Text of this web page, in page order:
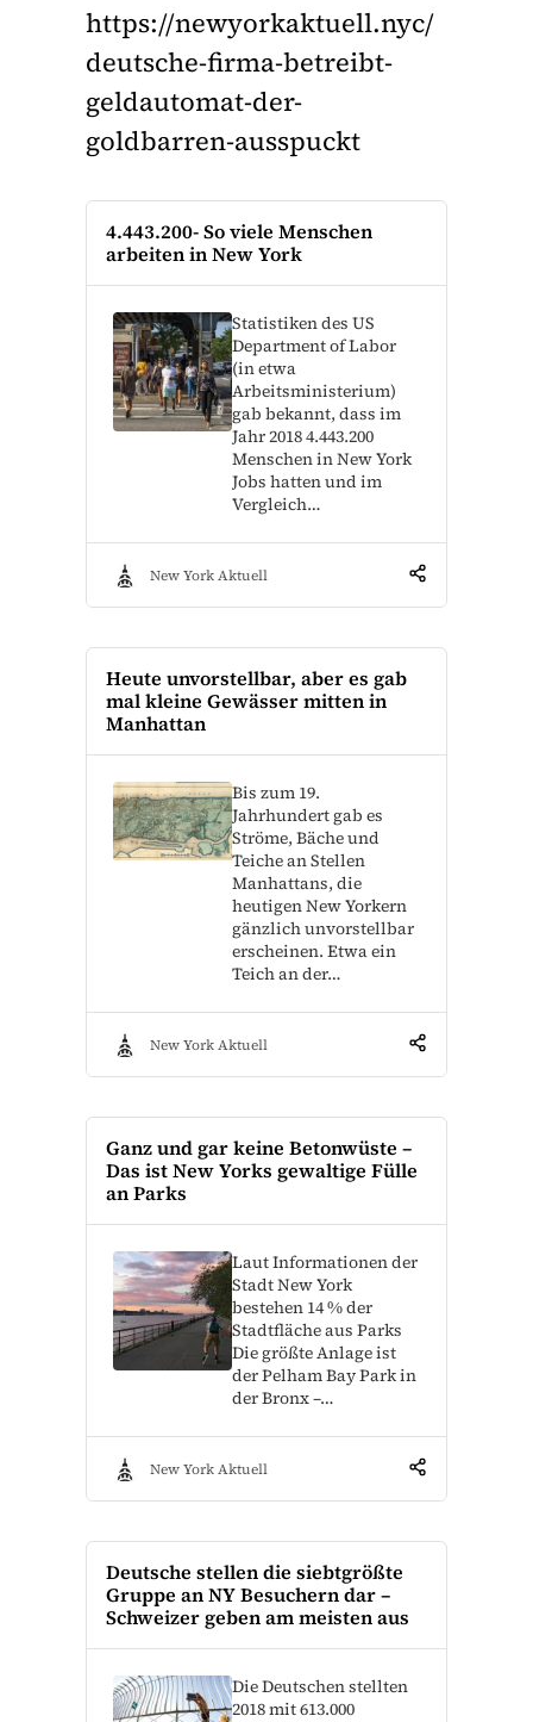
https://newyorkaktuell.nyc/
deutsche-firma-betreibt-
geldautomat-der-
goldbarren-ausspuckt
4.443.200- So viele Menschen
arbeiten in New York
Statistiken des US
Department of Labor
(in etwa
Arbeitsministerium)
gab bekannt, dass im
Jahr 2018 4.443.200
Menschen in New York
Jobs hatten und im
Vergleich…
New York Aktuell
Heute unvorstellbar, aber es gab
mal kleine Gewässer mitten in
Manhattan
Bis zum 19.
Jahrhundert gab es
Ströme, Bäche und
Teiche an Stellen
Manhattans, die
heutigen New Yorkern
gänzlich unvorstellbar
erscheinen. Etwa ein
Teich an der…
New York Aktuell
Ganz und gar keine Betonwüste –
Das ist New Yorks gewaltige Fülle
an Parks
Laut Informationen der
Stadt New York
bestehen 14 % der
Stadtfläche aus Parks
Die größte Anlage ist
der Pelham Bay Park in
der Bronx –…
New York Aktuell
Deutsche stellen die siebtgrößte
Gruppe an NY Besuchern dar –
Schweizer geben am meisten aus
Die Deutschen stellten
2018 mit 613.000